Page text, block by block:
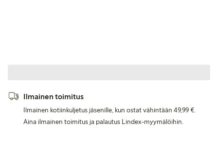
Ilmainen toimitus
Ilmainen kotiinkuljetus jäsenille, kun ostat vähintään 49,99 €.
Aina ilmainen toimitus ja palautus Lindex-myymälöihin.